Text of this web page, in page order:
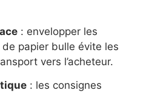
: envelopper les
papier bulle évite les
vers l’acheteur.
: les consignes